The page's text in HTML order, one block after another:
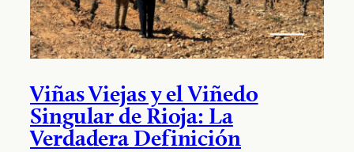
Viñas Viejas y el Viñedo
Singular de Rioja: La
Verdadera Definición